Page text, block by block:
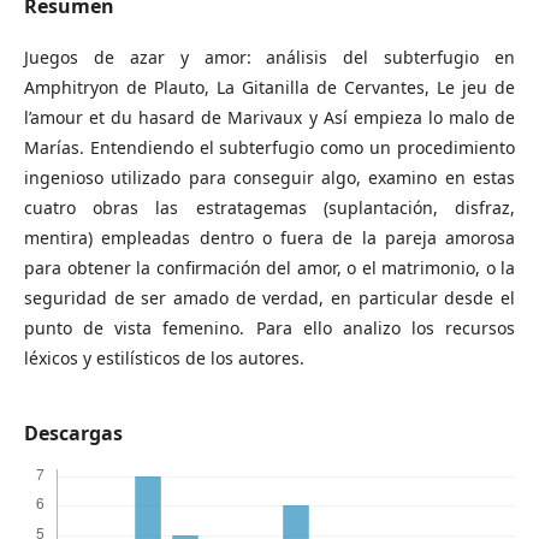
Resumen
Juegos de azar y amor: análisis del subterfugio en
Amphitryon de Plauto, La Gitanilla de Cervantes, Le jeu de
l’amour et du hasard de Marivaux y Así empieza lo malo de
Marías. Entendiendo el subterfugio como un procedimiento
ingenioso utilizado para conseguir algo, examino en estas
cuatro obras las estratagemas (suplantación, disfraz,
mentira) empleadas dentro o fuera de la pareja amorosa
para obtener la confirmación del amor, o el matrimonio, o la
seguridad de ser amado de verdad, en particular desde el
punto de vista femenino. Para ello analizo los recursos
léxicos y estilísticos de los autores.
Descargas